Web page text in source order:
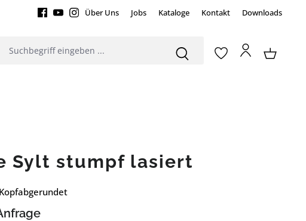
Über Uns Jobs Kataloge Kontakt Downloads
Sylt stumpf lasiert